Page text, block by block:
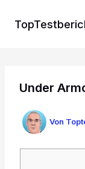
Inhalt
Under
Von